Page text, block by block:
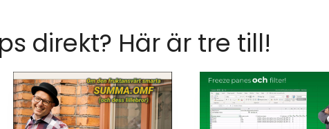
direkt? Här är tre till!